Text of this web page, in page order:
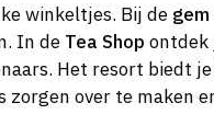
winkeltjes. Bij de
In de Tea Shop ontdek
Het resort biedt
over te maken